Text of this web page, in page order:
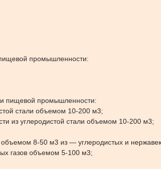
промышленности:
и пищевой промышленности:
стали объемом 10-200 м3;
из углеродистой стали объемом 10-200 м3;
8-50 м3 из — углеродистых и
газов объемом 5-100 м3;